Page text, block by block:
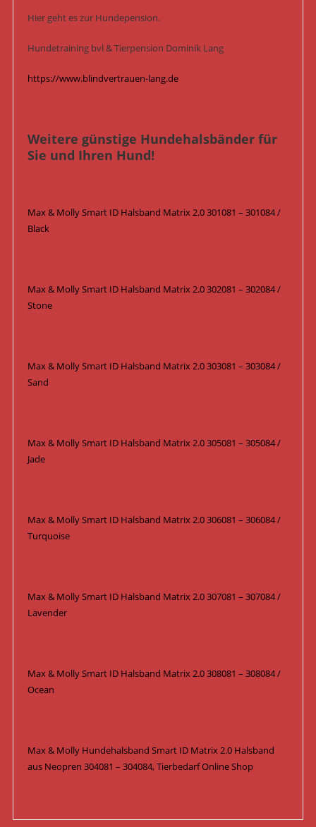
Hier geht es zur Hundepension.
Hundetraining bvl & Tierpension Dominik Lang
https://www.blindvertrauen-lang.de
Weitere günstige Hundehalsbänder für
Sie und Ihren Hund!
Max & Molly Smart ID Halsband Matrix 2.0 301081 – 301084 /
Black
Max & Molly Smart ID Halsband Matrix 2.0 302081 – 302084 /
Stone
Max & Molly Smart ID Halsband Matrix 2.0 303081 – 303084 /
Sand
Max & Molly Smart ID Halsband Matrix 2.0 305081 – 305084 /
Jade
Max & Molly Smart ID Halsband Matrix 2.0 306081 – 306084 /
Turquoise
Max & Molly Smart ID Halsband Matrix 2.0 307081 – 307084 /
Lavender
Max & Molly Smart ID Halsband Matrix 2.0 308081 – 308084 /
Ocean
Max & Molly Hundehalsband Smart ID Matrix 2.0 Halsband
aus Neopren 304081 – 304084, Tierbedarf Online Shop